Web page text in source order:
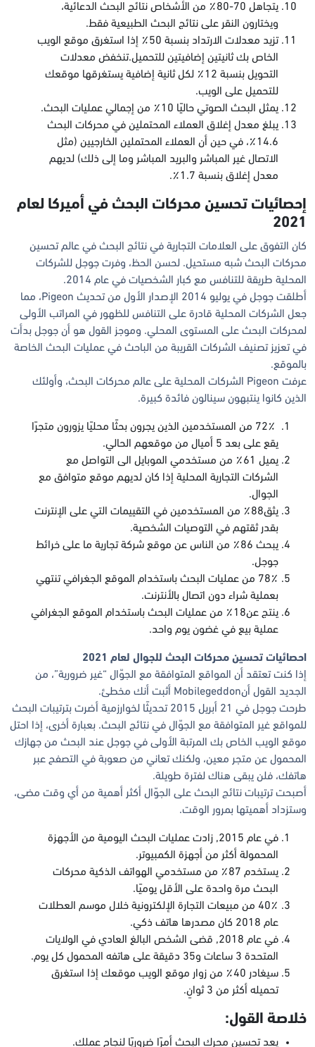
يتجاهل 70-80٪ من الأشخاص نتائج البحث الدعائية،
ويختارون النقر على نتائج البحث الطبيعية فقط.
تزيد معدلات الارتداد بنسبة 50٪ إذا استغرق موقع الويب
الخاص بك ثانيتين إضافيتين للتحميل.تنخفض معدلات
التحويل بنسبة 12٪ لكل ثانية إضافية يستغرقها موقعك
للتحميل على الويب.
يمثل البحث الصوتي حاليًا 10٪ من إجمالي عمليات البحث.
يبلغ معدل إغلاق العملاء المحتملين في محركات البحث
14.6٪، في حين أن العملاء المحتملين الخارجيين (مثل
الاتصال غير المباشر والبريد المباشر وما إلى ذلك) لديهم
معدل إغلاق بنسبة 1.7٪.
إحصائيات تحسين محركات البحث في أميركا لعام
2021
كان التفوق على العلامات التجارية في نتائج البحث في عالم تحسين
محركات البحث شبه مستحيل. لحسن الحظ، وفرت جوجل للشركات
المحلية طريقة للتنافس مع كبار الشخصيات في عام 2014.
أطلقت جوجل في يوليو 2014 الإصدار الأول من تحديث Pigeon، مما
جعل الشركات المحلية قادرة على التنافس للظهور في المراتب الأولى
لمحركات البحث على المستوى المحلي. وموجز القول هو أن جوجل بدأت
في تعزيز تصنيف الشركات القريبة من الباحث في عمليات البحث الخاصة
بالموقع.
عرفت Pigeon الشركات المحلية على عالم محركات البحث، وأولئك
الذين كانوا ينتبهون سينالون فائدة كبيرة.
72٪ من المستخدمين الذين يجرون بحثًا محليًا يزورون متجرًا
يقع على بعد 5 أميال من موقعهم الحالي.
يميل 61٪ من مستخدمي الموبايل الى التواصل مع
الشركات التجارية المحلية إذا كان لديهم موقع متوافق مع
الجوال.
يثق88٪ من المستخدمين في التقييمات التي على الإنترنت
بقدر ثقتهم في التوصيات الشخصية.
يبحث 86٪ من الناس عن موقع شركة تجارية ما على خرائط
جوجل.
78٪ من عمليات البحث باستخدام الموقع الجغرافي تنتهي
بعملية شراء دون اتصال بالأنترنت.
ينتج عن18٪ من عمليات البحث باستخدام الموقع الجغرافي
عملية بيع في غضون يوم واحد.
احصائيات تحسين محركات البحث للجوال لعام 2021
إذا كنت تعتقد أن المواقع المتوافقة مع الجوّال “غير ضرورية”، من
الجديد القول أنMobilegeddon أثبت أنك مخطئ.
طرحت جوجل في 21 أبريل 2015 تحديثًا لخوارزمية أضرت بترتيبات البحث
للمواقع غير المتوافقة مع الجوّال في نتائج البحث. بعبارة أخرى، إذا احتل
موقع الويب الخاص بك المرتبة الأولى في جوجل عند البحث من جهازك
المحمول عن متجر معين، ولكنك تعاني من صعوبة في التصفح عبر
هاتفك، فلن يبقى هناك لفترة طويلة.
أصبحت ترتيبات نتائج البحث على الجوّال أكثر أهمية من أي وقت مضى،
وستزداد أهميتها بمرور الوقت.
في عام 2015, زادت عمليات البحث اليومية من الأجهزة
المحمولة أكثر من أجهزة الكمبيوتر.
يستخدم 87٪ من مستخدمي الهواتف الذكية محركات
البحث مرة واحدة على الأقل يوميًا.
40٪ من مبيعات التجارة الإلكترونية خلال موسم العطلات
عام 2018 كان مصدرها هاتف ذكي.
في عام 2018, قضى الشخص البالغ العادي في الولايات
المتحدة 3 ساعات و35 دقيقة على هاتفه المحمول كل يوم.
سيغادر 40٪ من زوار موقع الويب موقعك إذا استغرق
تحميله أكثر من 3 ثوانٍ.
خلاصة القول:
يعد تحسين محرك البحث أمرًا ضروريًا لنجاح عملك.